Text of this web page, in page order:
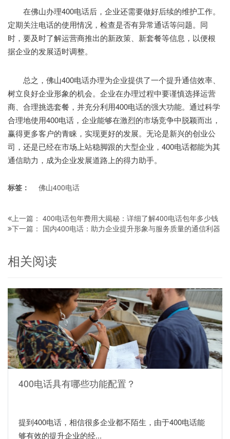
在佛山办理400电话后，企业还需要做好后续的维护工作。
定期关注电话的使用情况，检查是否有异常通话等问题。同
时，要及时了解运营商推出的新政策、新套餐等信息，以便根
据企业的发展适时调整。
总之，佛山400电话办理为企业提供了一个提升通信效率、
树立良好企业形象的机会。企业在办理过程中要谨慎选择运营
商、合理挑选套餐，并充分利用400电话的强大功能。通过科学
合理地使用400电话，企业能够在激烈的市场竞争中脱颖而出，
赢得更多客户的青睐，实现更好的发展。无论是新兴的创业公
司，还是已经在市场上站稳脚跟的大型企业，400电话都能为其
通信助力，成为企业发展道路上的得力助手。
标签： 佛山400电话
上一篇： 400电话包年费用大揭秘：详细了解400电话包年多少钱
下一篇： 国内400电话：助力企业提升形象与服务质量的通信利器
相关阅读
400电话具有哪些功能配置？
提到400电话，相信很多企业都不陌生，由于400电话能
够有效的提升企业的经...